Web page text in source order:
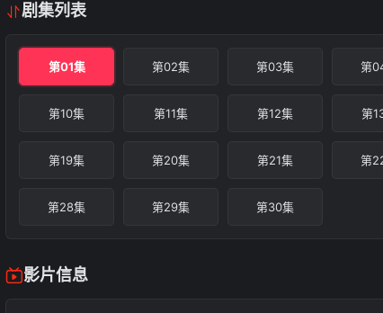
剧集列表
第01集 第02集 第03集 第
第10集 第11集 第12集 第
第19集 第20集 第21集 第
第28集 第29集 第30集
影片信息